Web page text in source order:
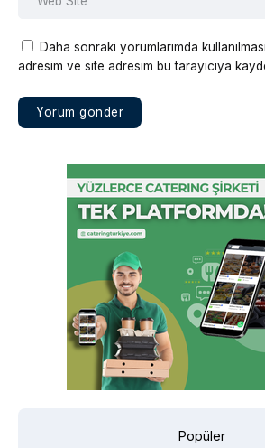
Daha sonraki yorumlarımda
adresim ve site adresim bu tarayıcıya
Popüler